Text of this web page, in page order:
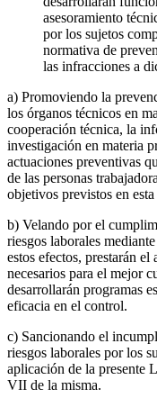
asesoramiento
por los sujetos
normativa de
las infracciones a
a) Promoviendo la
los órganos técnicos en
cooperación técnica, la
investigación en materia
actuaciones preventivas
de las personas
objetivos previstos en esta
b) Velando por el
riesgos laborales
estos efectos, prestarán el
necesarios para el mejor
desarrollarán programas
eficacia en el control.
c) Sancionando el
riesgos laborales por los
aplicación de la presente
VII de la misma.